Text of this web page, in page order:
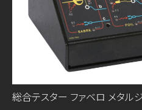
総合テスター ファベロ メタル